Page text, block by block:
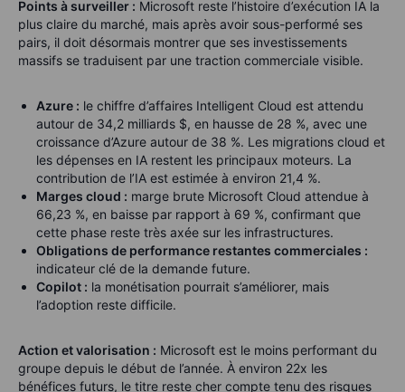
Points à surveiller : Microsoft reste l’histoire d’exécution IA la
plus claire du marché, mais après avoir sous-performé ses
pairs, il doit désormais montrer que ses investissements
massifs se traduisent par une traction commerciale visible.
Azure : le chiffre d’affaires Intelligent Cloud est attendu
autour de 34,2 milliards $, en hausse de 28 %, avec une
croissance d’Azure autour de 38 %. Les migrations cloud et
les dépenses en IA restent les principaux moteurs. La
contribution de l’IA est estimée à environ 21,4 %.
Marges cloud : marge brute Microsoft Cloud attendue à
66,23 %, en baisse par rapport à 69 %, confirmant que
cette phase reste très axée sur les infrastructures.
Obligations de performance restantes commerciales :
indicateur clé de la demande future.
Copilot : la monétisation pourrait s’améliorer, mais
l’adoption reste difficile.
Action et valorisation : Microsoft est le moins performant du
groupe depuis le début de l’année. À environ 22x les
bénéfices futurs, le titre reste cher compte tenu des risques